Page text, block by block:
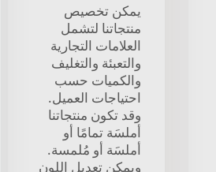
يمكن تخصيص
منتجاتنا لتشمل
العلامات التجارية
والتعبئة والتغليف
والكميات حسب
احتياجات العميل.
وقد تكون منتجاتنا
أملسَة تمامًا أو
أملسَة أو مُلمسة.
ويمكن تعديل اللون